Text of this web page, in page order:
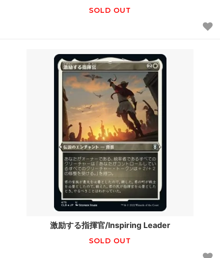
SOLD OUT
激励する指揮官/Inspiring Leader
SOLD OUT